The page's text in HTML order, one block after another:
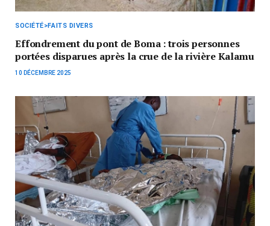
SOCIÉTÉ>FAITS DIVERS
Effondrement du pont de Boma : trois personnes
portées disparues après la crue de la rivière Kalamu
10 DÉCEMBRE 2025